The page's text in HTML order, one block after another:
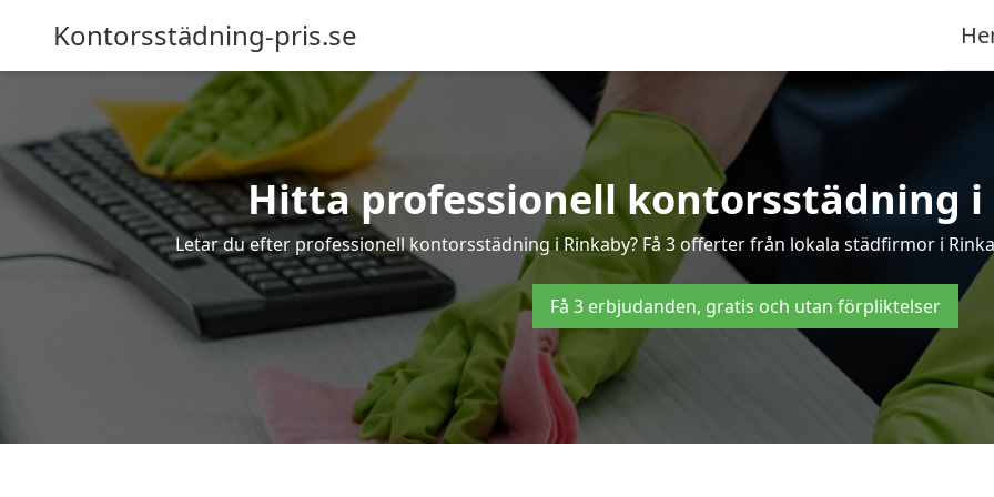
Kontorsstädning-pris.se
Hitta professionell kontorsstädning i
Letar du efter professionell kontorsstädning i Rinkaby? Få 3 offerter från lokala städfirmor i
Få 3 erbjudanden, gratis och utan förpliktelser